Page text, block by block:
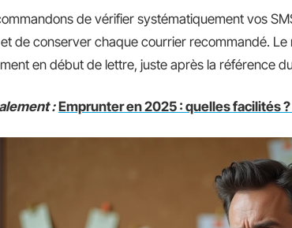
de vérifier systématiquement vos
de conserver chaque courrier recommandé. Le
en début de lettre, juste après la référence
: Emprunter en 2025 : quelles facilités